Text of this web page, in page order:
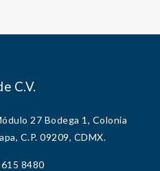
C.V.
27 Bodega 1, Colonia
C.P. 09209, CDMX.
8480